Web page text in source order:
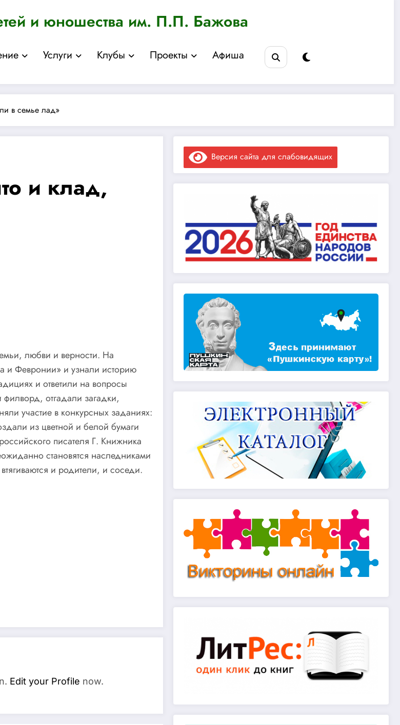
и юношества им. П.П. Бажова
Услуги Клубы Проекты Афиша
в семье лад»
и клад,
любви и верности. На
и Февронии» и узнали историю
и ответили на вопросы
отгадали загадки,
участие в конкурсных заданиях:
из цветной и белой бумаги
писателя Г. Книжника
становятся наследниками
и родители, и соседи.
Edit your Profile now.
Версия сайта для слабовидящих